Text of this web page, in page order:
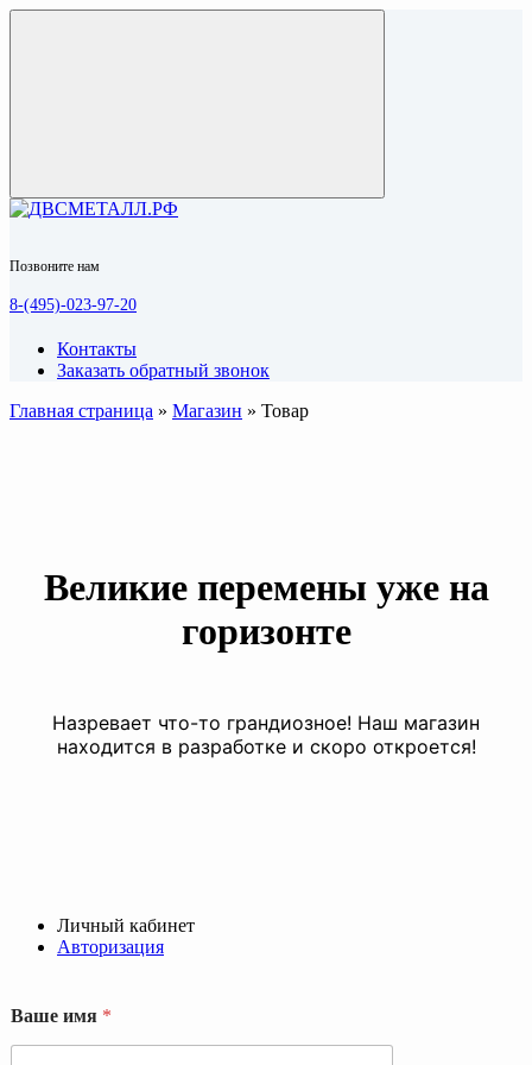
Позвоните нам
8-(495)-023-97-20
Контакты
Заказать обратный звонок
Главная страница » Магазин » Товар
Великие перемены уже на
горизонте
Назревает что-то грандиозное! Наш магазин
находится в разработке и скоро откроется!
Личный кабинет
Авторизация
Ваше имя *